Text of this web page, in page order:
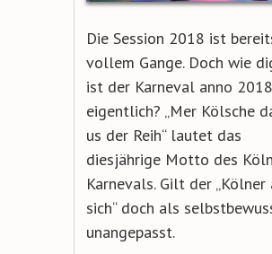
Die Session 2018 ist
vollem Gange. Doch wie
ist der Karneval anno 2018
eigentlich? „Mer Kölsche
us der Reih“ lautet das
diesjährige Motto des
Karnevals. Gilt der „Kölner
sich“ doch als
unangepasst.